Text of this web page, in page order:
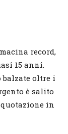
record,
15 anni.
oltre i
è salito
in